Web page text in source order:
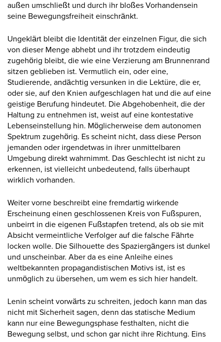
außen umschließt und durch ihr bloßes Vorhandensein
seine Bewegungsfreiheit einschränkt.
Ungeklärt bleibt die Identität der einzelnen Figur, die sich
von dieser Menge abhebt und ihr trotzdem eindeutig
zugehörig bleibt, die wie eine Verzierung am Brunnenrand
sitzen geblieben ist. Vermutlich ein, oder eine,
Studierende, andächtig versunken in die Lektüre, die er,
oder sie, auf den Knien aufgeschlagen hat und die auf eine
geistige Berufung hindeutet. Die Abgehobenheit, die der
Haltung zu entnehmen ist, weist auf eine kontestative
Lebenseinstellung hin. Möglicherweise dem autonomen
Spektrum zugehörig. Es scheint nicht, dass diese Person
jemanden oder irgendetwas in ihrer unmittelbaren
Umgebung direkt wahrnimmt. Das Geschlecht ist nicht zu
erkennen, ist vielleicht unbedeutend, falls überhaupt
wirklich vorhanden.
Weiter vorne beschreibt eine fremdartig wirkende
Erscheinung einen geschlossenen Kreis von Fußspuren,
unbeirrt in die eigenen Fußstapfen tretend, als ob sie mit
Absicht vermeintliche Verfolger auf die falsche Fährte
locken wolle. Die Silhouette des Spaziergängers ist dunkel
und unscheinbar. Aber da es eine Anleihe eines
weltbekannten propagandistischen Motivs ist, ist es
unmöglich zu übersehen, um wem es sich hier handelt.
Lenin scheint vorwärts zu schreiten, jedoch kann man das
nicht mit Sicherheit sagen, denn das statische Medium
kann nur eine Bewegungsphase festhalten, nicht die
Bewegung selbst, und schon gar nicht ihre Richtung. Eins